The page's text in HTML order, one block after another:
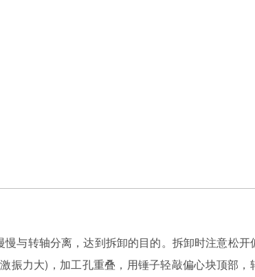
与转轴分离，达到拆卸的目的。拆卸时注意松开
振力大)，加工孔重叠，用锤子轻敲偏心块顶部，